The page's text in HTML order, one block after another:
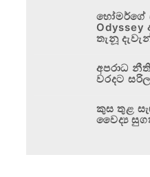
හෝමර්ගේ
තැනූ
අපරාධ
වරදට
කුස තුළ
වෛද්‍ය